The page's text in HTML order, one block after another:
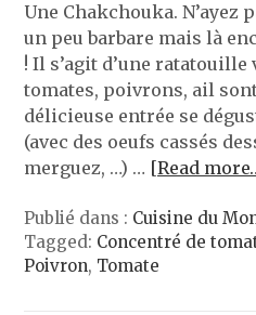
Une Chakchouka. N’ayez
un peu barbare mais là
! Il s’agit d’une
tomates, poivrons, ail
délicieuse entrée se
(avec des oeufs cassés
merguez, …) … [Read
Publié dans : Cuisine du
Tagged: Concentré de
Poivron, Tomate